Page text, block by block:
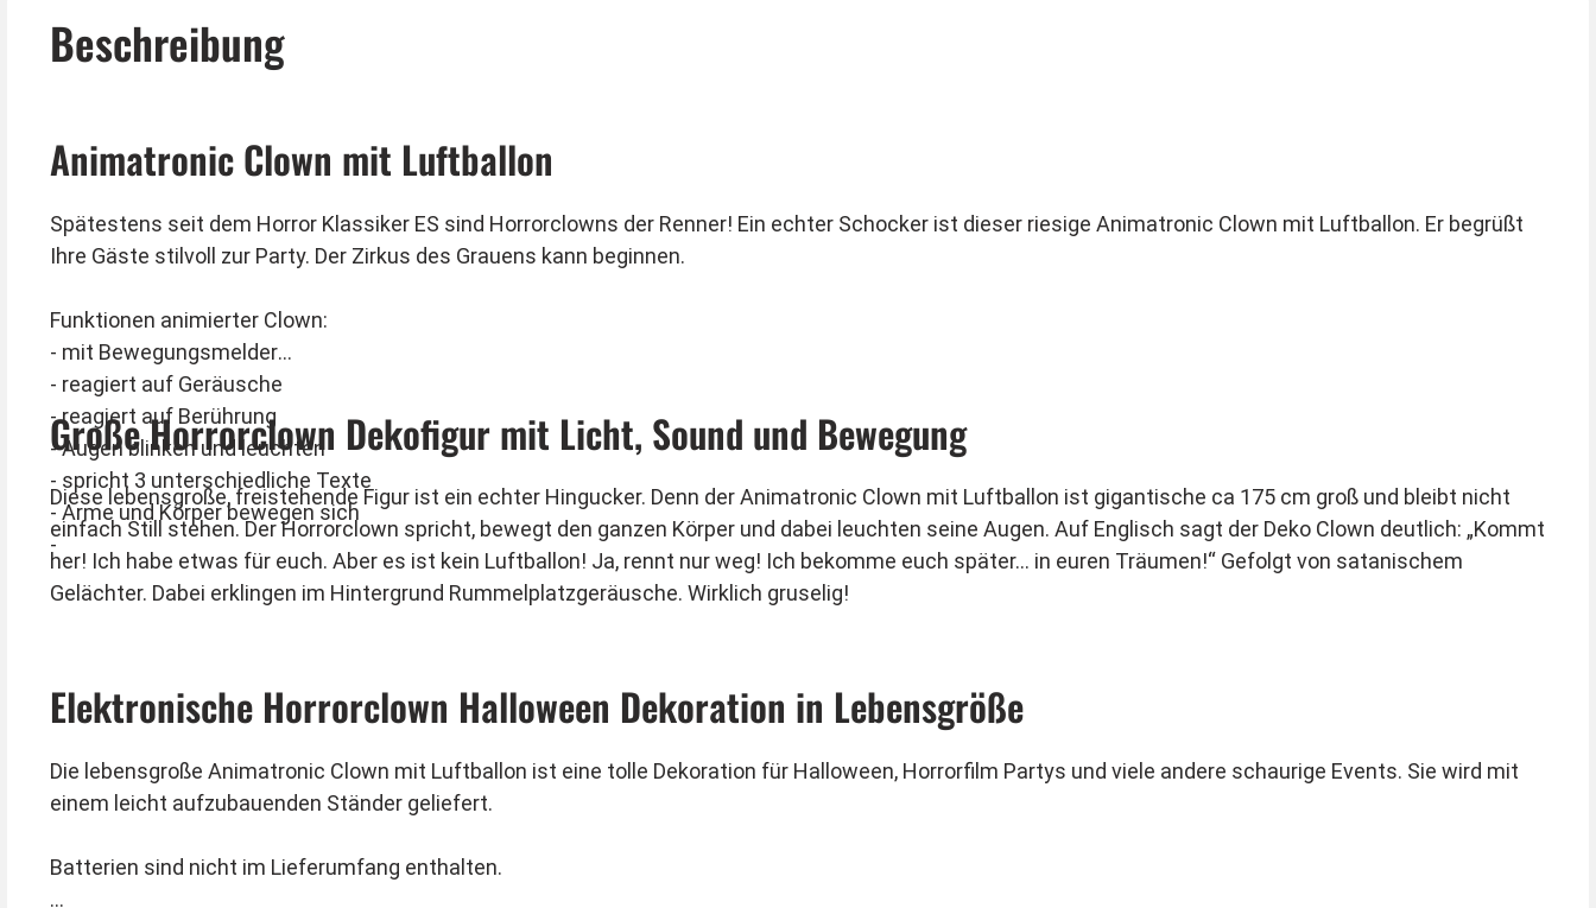
Beschreibung
Animatronic Clown mit Luftballon
Spätestens seit dem Horror Klassiker ES sind Horrorclowns der Renner! Ein echter Schocker ist dieser riesige Animatronic Clown mit Luftballon. Er begrüßt
Ihre Gäste stilvoll zur Party. Der Zirkus des Grauens kann beginnen.
Funktionen animierter Clown:
- mit Bewegungsmelder
- reagiert auf Geräusche
- reagiert auf Berührung
- Augen blinken und leuchten
- spricht 3 unterschiedliche Texte
- Arme und Körper bewegen sich
-
Große Horrorclown Dekofigur mit Licht, Sound und Bewegung
Diese lebensgroße, freistehende Figur ist ein echter Hingucker. Denn der Animatronic Clown mit Luftballon ist gigantische ca 175 cm groß und bleibt nicht
einfach Still stehen. Der Horrorclown spricht, bewegt den ganzen Körper und dabei leuchten seine Augen. Auf Englisch sagt der Deko Clown deutlich: „Kommt
her! Ich habe etwas für euch. Aber es ist kein Luftballon! Ja, rennt nur weg! Ich bekomme euch später… in euren Träumen!“ Gefolgt von satanischem
Gelächter. Dabei erklingen im Hintergrund Rummelplatzgeräusche. Wirklich gruselig!
Elektronische Horrorclown Halloween Dekoration in Lebensgröße
Die lebensgroße Animatronic Clown mit Luftballon ist eine tolle Dekoration für Halloween, Horrorfilm Partys und viele andere schaurige Events. Sie wird mit
einem leicht aufzubauenden Ständer geliefert.
Batterien sind nicht im Lieferumfang enthalten.